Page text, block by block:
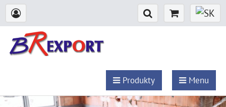
Produkty Menu